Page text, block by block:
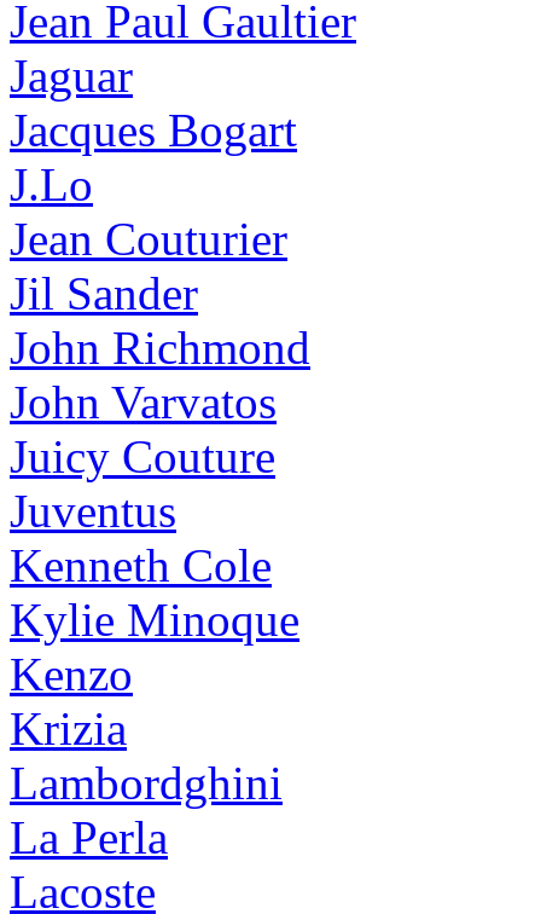
Jean Paul Gaultier
Jaguar
Jacques Bogart
J.Lo
Jean Couturier
Jil Sander
John Richmond
John Varvatos
Juicy Couture
Juventus
Kenneth Cole
Kylie Minoque
Kenzo
Krizia
Lambordghini
La Perla
Lacoste